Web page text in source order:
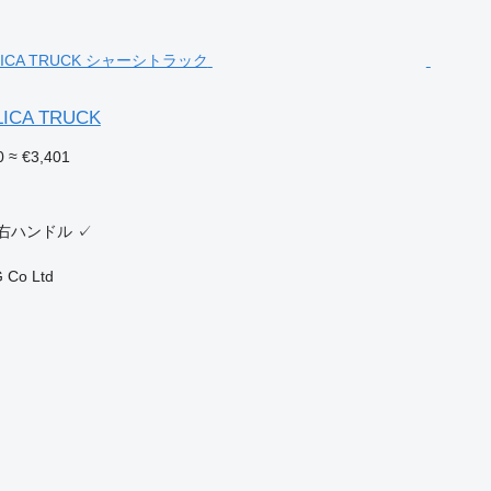
TRUCK
≈ €3,401
ハンドル ✓
Co Ltd